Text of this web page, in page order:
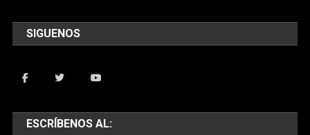
SIGUENOS
ESCRÍBENOS AL: